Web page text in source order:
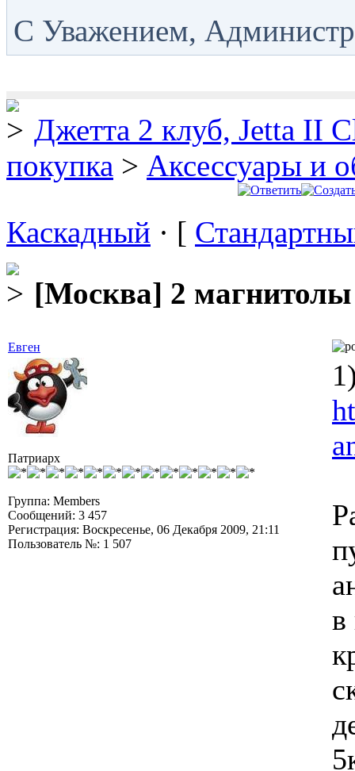
С Уважением,
Джетта 2 клуб, Jetta II
покупка > Аксессуары и
Каскадный · [
[Москва] 2
Евген
Патриарх
Группа: Members
Сообщений: 3 457
Регистрация: Воскресенье, 06 Декабря 2009, 21:11
Пользователь №: 1 507
в